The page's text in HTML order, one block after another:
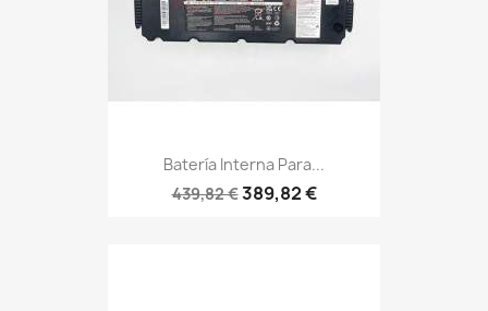
Batería Interna Para...
439,82 €389,82 €